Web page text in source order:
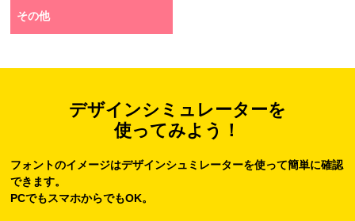
その他
デザインシミュレーターを
使ってみよう！
フォントのイメージはデザインシュミレーターを使って簡単に確認
できます。
PCでもスマホからでもOK。